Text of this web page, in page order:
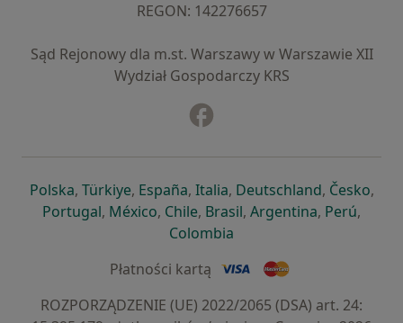
REGON: ⁠142276657
Sąd Rejonowy dla m.st. Warszawy w Warszawie XII
Wydział Gospodarczy KRS
Polskaotwiera się w nowej karcie
, Türkiyeotwiera się w nowej karcie
, Españaotwiera się w nowej karcie
, Italiaotwiera się w nowej
, Deutschlandotwiera się
, Česko,
Portugalotwiera się w nowej karcie
, Méxicootwiera się w nowej karcie
, Chileotwiera się w nowej karcie
, Brasilotwiera się w nowej
, Argentinaotwiera się
, Perú,
Colombia
Płatności kartą
ROZPORZĄDZENIE (UE) 2022/2065 (DSA) art. 24: